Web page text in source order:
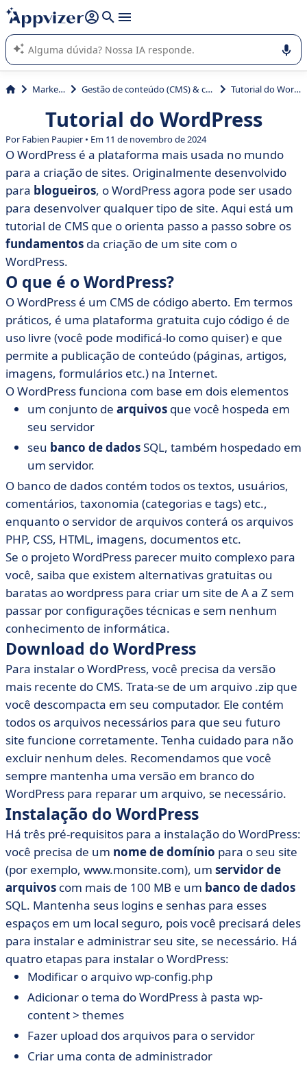
de nossa IA (várias linhas com
A IA do Appvizer o orienta no uso ou na seleção de software
SaaS para sua empresa.
Marketing Gestão de conteúdo (CMS) & criação de site Tutorial do WordPress
Tutorial do WordPress
Por Fabien Paupier • Em 11 de novembro de 2024
O WordPress é a plataforma mais usada no mundo
para a criação de sites. Originalmente desenvolvido
para blogueiros, o WordPress agora pode ser usado
para desenvolver qualquer tipo de site. Aqui está um
tutorial de CMS que o orienta passo a passo sobre os
fundamentos da criação de um site com o
WordPress.
O que é o WordPress?
O WordPress é um CMS de código aberto. Em termos
práticos, é uma plataforma gratuita cujo código é de
uso livre (você pode modificá-lo como quiser) e que
permite a publicação de conteúdo (páginas, artigos,
imagens, formulários etc.) na Internet.
O WordPress funciona com base em dois elementos
um conjunto de arquivos que você hospeda em
seu servidor
seu banco de dadosSQL, também hospedado em
um servidor.
O banco de dados contém todos os textos, usuários,
comentários, taxonomia (categorias e tags) etc.,
enquanto o servidor de arquivos conterá os arquivos
PHP, CSS, HTML, imagens, documentos etc.
Se o projeto WordPress parecer muito complexo para
você, saiba que existem alternativas gratuitas ou
baratas ao wordpress para criar um site de A a Z sem
passar por configurações técnicas e sem nenhum
conhecimento de informática.
Download do WordPress
Para instalar o WordPress, você precisa da versão
mais recente do CMS. Trata-se de um arquivo .zip que
você descompacta em seu computador. Ele contém
todos os arquivos necessários para que seu futuro
site funcione corretamente. Tenha cuidado para não
excluir nenhum deles. Recomendamos que você
sempre mantenha uma versão em branco do
WordPress para reparar um arquivo, se necessário.
Instalação do WordPress
Há três pré-requisitos para a instalação do WordPress:
você precisa de um nome de domínio para o seu site
(por exemplo, www.monsite.com), um servidor de
arquivos com mais de 100 MB e um banco de dados
SQL. Mantenha seus logins e senhas para esses
espaços em um local seguro, pois você precisará deles
para instalar e administrar seu site, se necessário. Há
quatro etapas para instalar o WordPress:
Modificar o arquivo wp-config.php
Adicionar o tema do WordPress à pasta wp-
content > themes
Fazer upload dos arquivos para o servidor
Criar uma conta de administrador